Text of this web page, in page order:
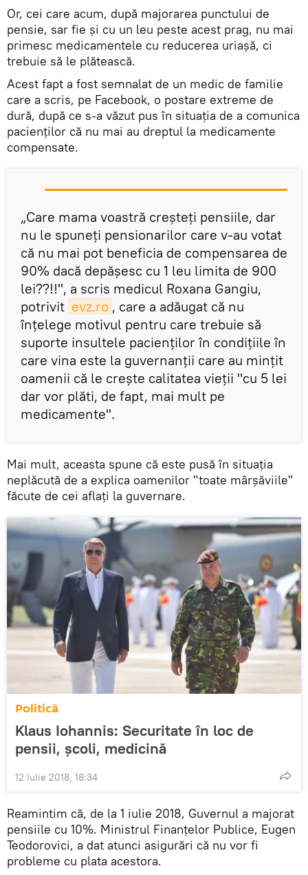
Or, cei care acum, după majorarea punctului de
pensie, sar fie și cu un leu peste acest prag, nu mai
primesc medicamentele cu reducerea uriașă, ci
trebuie să le plătească.
Acest fapt a fost semnalat de un medic de familie
care a scris, pe Facebook, o postare extreme de
dură, după ce s-a văzut pus în situaţia de a comunica
pacienţilor că nu mai au dreptul la medicamente
compensate.
„Care mama voastră creșteți pensiile, dar
nu le spuneți pensionarilor care v-au votat
că nu mai pot beneficia de compensarea de
90% dacă depășesc cu 1 leu limita de 900
lei??!!", a scris medicul Roxana Gangiu,
potrivit evz.ro , care a adăugat că nu
înţelege motivul pentru care trebuie să
suporte insultele pacienţilor în condiţiile în
care vina este la guvernanţii care au minţit
oamenii că le creşte calitatea vieţii "cu 5 lei
dar vor plăti, de fapt, mai mult pe
medicamente".
Mai mult, aceasta spune că este pusă în situaţia
neplăcută de a explica oamenilor "toate mârşăviile"
făcute de cei aflaţi la guvernare.
Politică
Klaus Iohannis: Securitate în loc de
pensii, şcoli, medicină
12 Iulie 2018, 18:34
Reamintim că, de la 1 iulie 2018, Guvernul a majorat
pensiile cu 10%. Ministrul Finanţelor Publice, Eugen
Teodorovici, a dat atunci asigurări că nu vor fi
probleme cu plata acestora.